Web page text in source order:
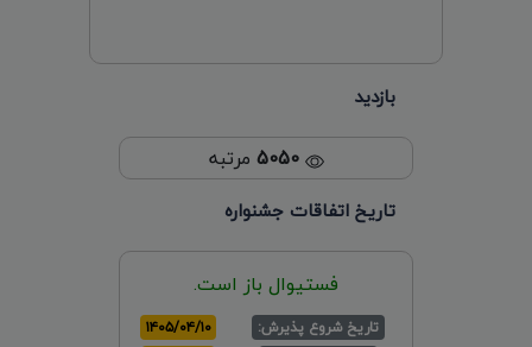
بازدید
5050 مرتبه
تاریخ اتفاقات جشنواره
فستیوال باز است.
تاریخ شروع پذیرش:
۱۴۰۵/۰۴/۱۰